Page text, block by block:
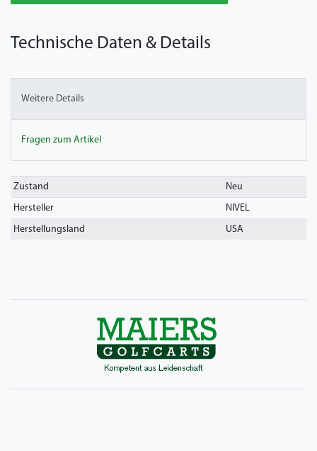
Technische Daten & Details
Weitere Details
Fragen zum Artikel
Technisches
Merkmal
Wert
Zustand
Neu
Hersteller
NIVEL
Herstellungsland
USA